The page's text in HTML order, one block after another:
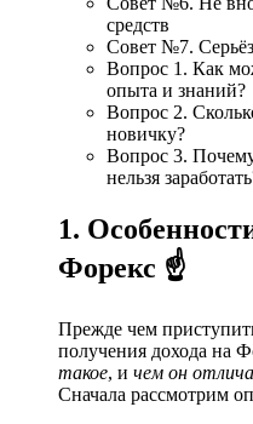
средств
Совет №7.
Вопрос 1. Как
опыта и знаний?
Вопрос 2.
новичку?
Вопрос 3.
нельзя
1.
Форекс ☝
Прежде чем
получения дохода на
такое, и чем он
Сначала рассмотрим